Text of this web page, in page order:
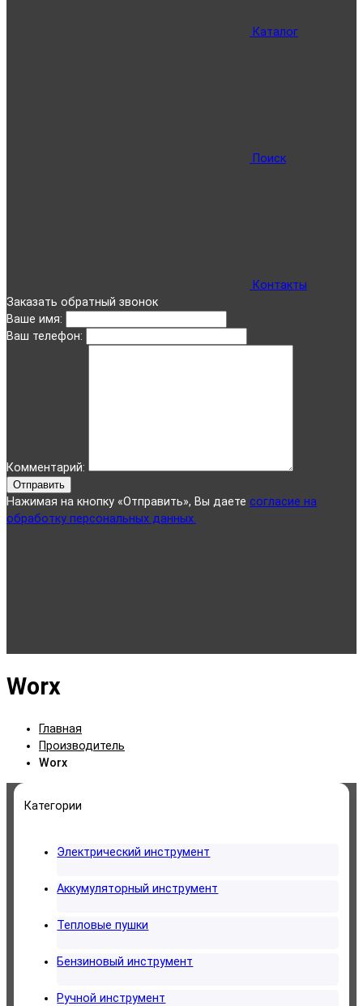
Каталог
Поиск
Контакты
Заказать обратный звонок
Ваше имя:
Ваш телефон:
Комментарий:
Отправить
Нажимая на кнопку «Отправить», Вы даете согласие на
обработку персональных данных.
Worx
Главная
Производитель
Worx
Категории
Электрический инструмент
Аккумуляторный инструмент
Тепловые пушки
Бензиновый инструмент
Ручной инструмент